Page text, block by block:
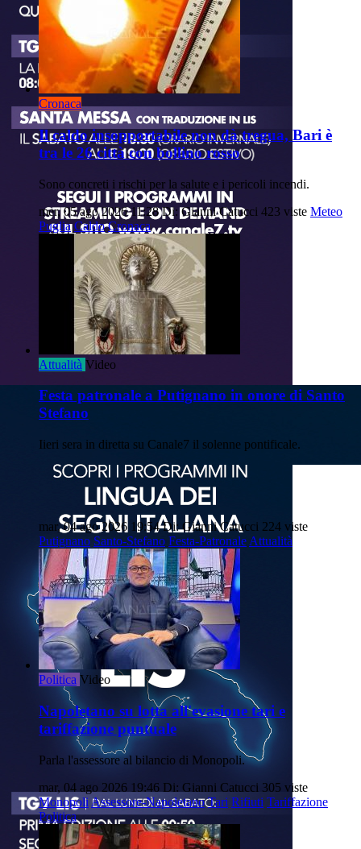
Cronaca
Il caldo insopportabile non dà tregua, Bari è
tra le 26 città con bollino rosso
Sono concreti i rischi per la salute e i pericoli incendi.
mer, 05 ago 2026 11:28 Di: Gianni Catucci 423 viste Meteo
Puglia Caldo Cronaca
Attualità Video
Festa patronale a Putignano in onore di Santo
Stefano
Iieri sera in diretta su Canale7 il solenne pontificale.
mar, 04 ago 2026 19:54 Di: Gianni Catucci 224 viste
Putignano Santo-Stefano Festa-Patronale Attualità
Politica Video
Napoletano su lotta all'evasione tari e
tariffazione puntuale
Parla l'assessore al bilancio di Monopoli.
mar, 04 ago 2026 19:46 Di: Gianni Catucci 305 viste
Monopoli Assessore-Napoletano Tari Rifiuti Tariffazione
Politica